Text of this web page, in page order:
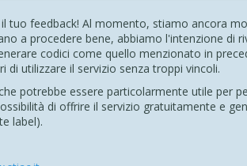
tuo feedback! Al momento, stiamo ancora
a procedere bene, abbiamo l'intenzione di
codici come quello menzionato in
di utilizzare il servizio senza troppi vincoli.
potrebbe essere particolarmente utile per
di offrire il servizio gratuitamente e
label).